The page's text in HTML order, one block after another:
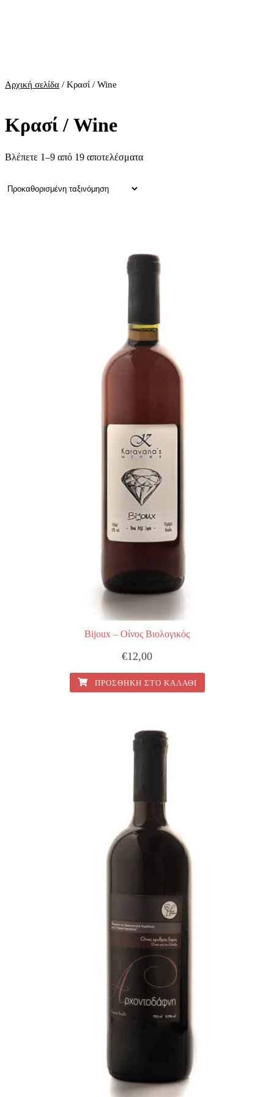
Αρχική σελίδα / Κρασί / Wine
Κρασί / Wine
Βλέπετε 1–9 από 19 αποτελέσματα
Bijoux – Οίνος Βιολογικός
€12,00
ΠΡΟΣΘΉΚΗ ΣΤΟ ΚΑΛΆΘΙ